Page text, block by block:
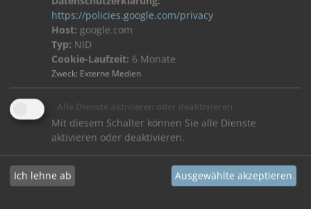
Projektreferenzen
Erhalten Sie einen Überblick über bereits abgeschlossene
Projekte.
Referenzen ansehen
https://policies.google.com/privacy
Host: google.com
Typ: NID
Cookie-Laufzeit: 6 Monate
Zweck: Externe Medien
Alle Dienste aktivieren oder deaktivieren
Mit diesem Schalter können Sie alle Dienste
aktivieren oder deaktivieren.
Ich lehne ab Ausgewählte akzeptieren